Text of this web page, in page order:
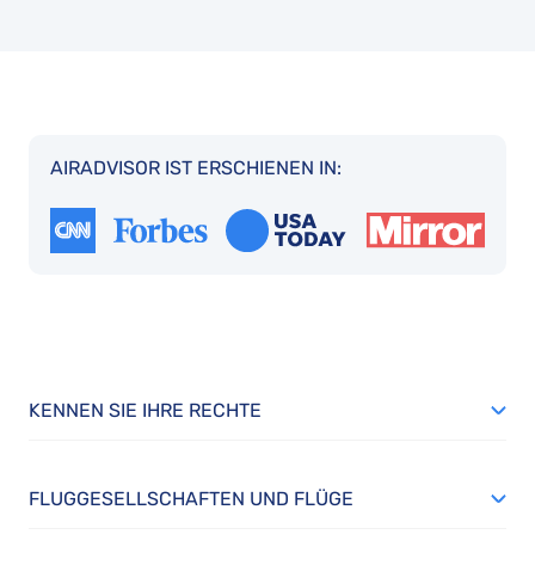
AIRADVISOR IST ERSCHIENEN IN:
KENNEN SIE IHRE RECHTE
FLUGGESELLSCHAFTEN UND FLÜGE